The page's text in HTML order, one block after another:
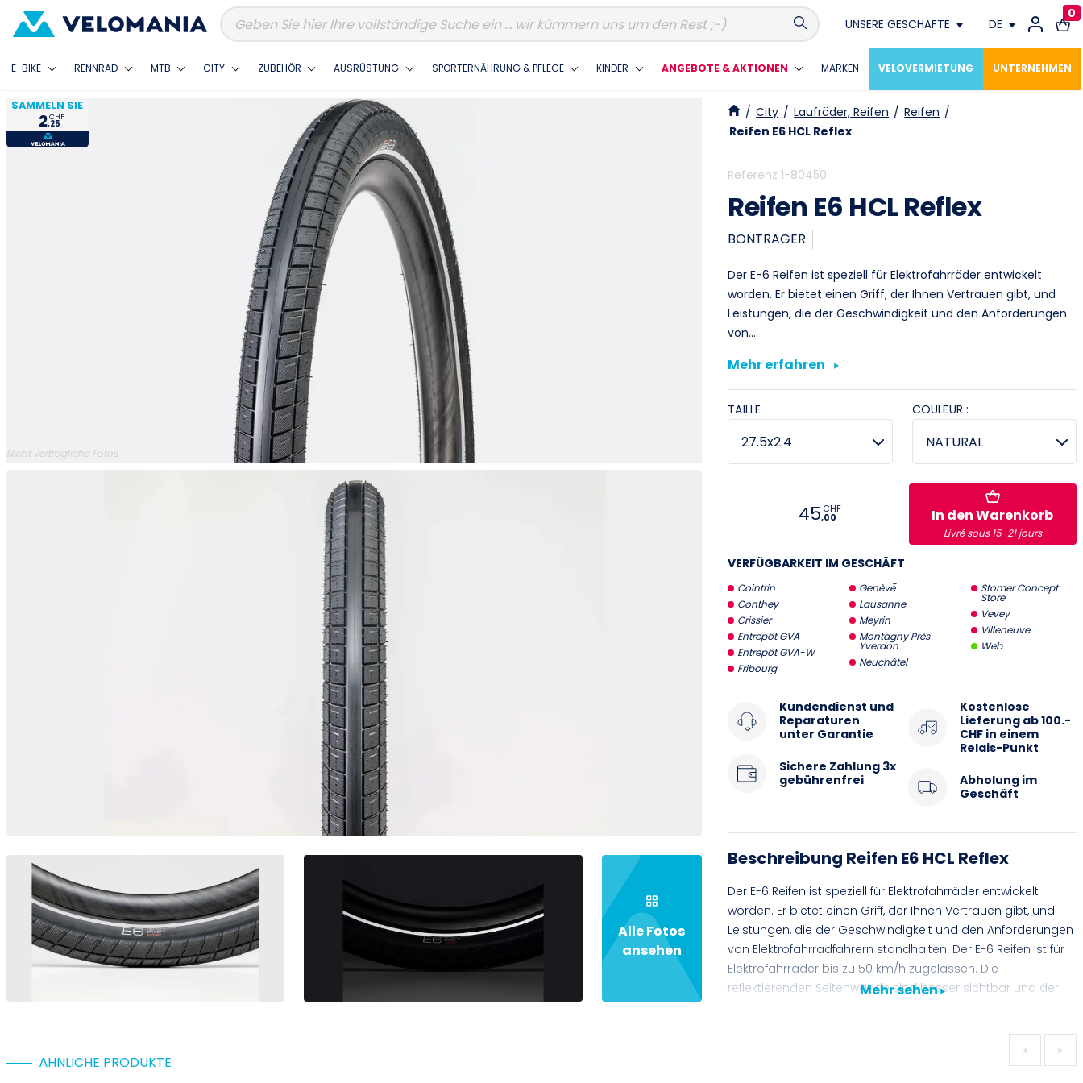
UNSERE GESCHÄFTE
Conthey
Crissier
Meyrin
Montagny Près Yverdon
Villeneuve
Stromer Concept Store
DE
FR
0
E-BIKE RENNRAD MTB CITY ZUBEHÖR AUSRÜSTUNG SPORTERNÄHRUNG & PFLEGE KINDER ANGEBOTE & AKTIONEN MARKEN VELOVERMIETUNG UNTERNEHMEN
SAMMELN SIE
2,25
CHF
Nicht vertragliche Fotos
Alle Fotos
ansehen
Mehr sehen
/ City / Laufräder, Reifen / Reifen /
Reifen E6 HCL Reflex
Referenz 1-80450
Reifen E6 HCL Reflex
BONTRAGER
Der E-6 Reifen ist speziell für Elektrofahrräder entwickelt
worden. Er bietet einen Griff, der Ihnen Vertrauen gibt, und
Leistungen, die der Geschwindigkeit und den Anforderungen
von…
Mehr erfahren
TAILLE : COULEUR :
45,00
CHF In den Warenkorb
Livré sous 15-21 jours
VERFÜGBARKEIT IM GESCHÄFT
Cointrin
Conthey
Crissier
Entrepôt GVA
Entrepôt GVA-W
Fribourg
Genève
Lausanne
Meyrin
Montagny Près
Yverdon
Neuchâtel
Stomer Concept
Store
Vevey
Villeneuve
Web
Kundendienst und
Reparaturen
unter Garantie
Sichere Zahlung 3x
gebührenfrei
Kostenlose
Lieferung ab 100.-
CHF in einem
Relais-Punkt
Abholung im
Geschäft
Beschreibung Reifen E6 HCL Reflex
Der E-6 Reifen ist speziell für Elektrofahrräder entwickelt
worden. Er bietet einen Griff, der Ihnen Vertrauen gibt, und
Leistungen, die der Geschwindigkeit und den Anforderungen
von Elektrofahrradfahrern standhalten. Der E-6 Reifen ist für
Elektrofahrräder bis zu 50 km/h zugelassen. Die
reflektierenden Seitenwände sind besser sichtbar und der
ÄHNLICHE PRODUKTE